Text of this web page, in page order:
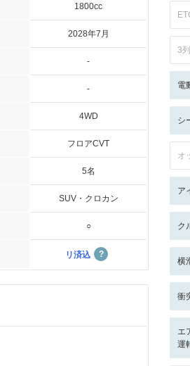
1800cc
2028年7月
-
-
4WD
フロアCVT
5名
SUV・クロカン
○
リ済込
3
電
シ
オ
ア
ク
横
衝
エ
運